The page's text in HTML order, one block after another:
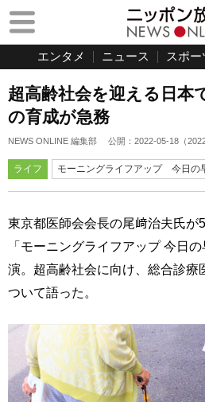
エンタメ ニュース スポー
超高齢社会を迎える日本
の育成が急務
NEWS ONLINE 編集部 公開： 2022-05-18 （
ライフ モーニングライフアップ 今日の
東京都医師会会長の尾﨑治夫氏が
「モーニングライフアップ 今日
演。超高齢社会に向け、総合診療
ついて語った。